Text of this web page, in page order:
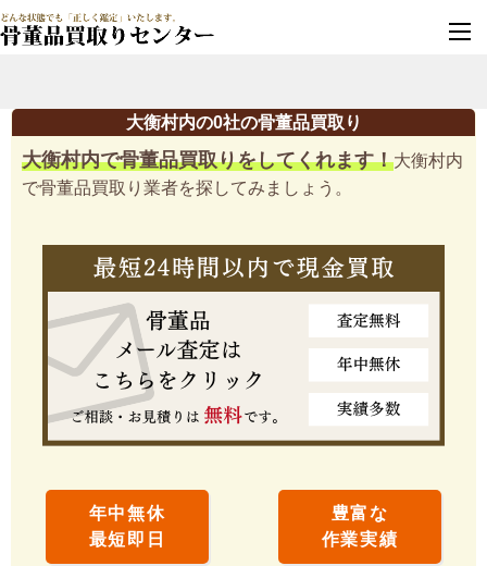
大衡村内の0社の骨董品買取り
大衡村内で骨董品買取りをしてくれます！大衡村内
で骨董品買取り業者を探してみましょう。
年中無休
最短即日
豊富な
作業実績